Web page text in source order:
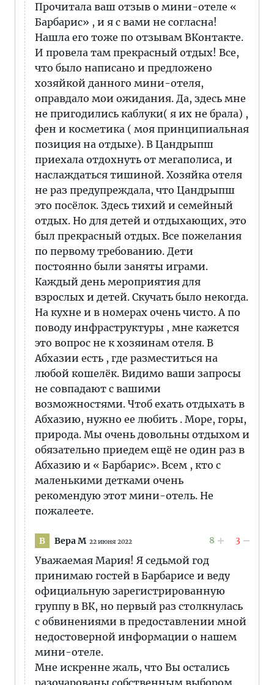
Прочитала ваш отзыв о мини-отеле «
Барбарис» , и я с вами не согласна!
Нашла его тоже по отзывам ВКонтакте.
И провела там прекрасный отдых! Все,
что было написано и предложено
хозяйкой данного мини-отеля,
оправдало мои ожидания. Да, здесь мне
не пригодились каблуки( я их не брала) ,
фен и косметика ( моя принципиальная
позиция на отдыхе). В Цандрыпш
приехала отдохнуть от мегаполиса, и
наслаждаться тишиной. Хозяйка отеля
не раз предупреждала, что Цандрыпш
это посёлок. Здесь тихий и семейный
отдых. Но для детей и отдыхающих, это
был прекрасный отдых. Все пожелания
по первому требованию. Дети
постоянно были заняты играми.
Каждый день мероприятия для
взрослых и детей. Скучать было некогда.
На кухне и в номерах очень чисто. А по
поводу инфраструктуры , мне кажется
это вопрос не к хозяинам отеля. В
Абхазии есть , где разместиться на
любой кошелёк. Видимо ваши запросы
не совпадают с вашими
возможностями. Чтоб ехать отдыхать в
Абхазию, нужно ее любить . Море, горы,
природа. Мы очень довольны отдыхом и
обязательно приедем ещё не один раз в
Абхазию и « Барбарис». Всем , кто с
маленькими детками очень
рекомендую этот мини-отель. Не
пожалеете.
В Вера М 22 июня 2022 8 3
Уважаемая Мария! Я седьмой год
принимаю гостей в Барбарисе и веду
официальную зарегистрированную
группу в ВК, но первый раз столкнулась
с обвинениями в предоставлении мной
недостоверной информации о нашем
мини-отеле.
Мне искренне жаль, что Вы остались
разочарованы собственным выбором